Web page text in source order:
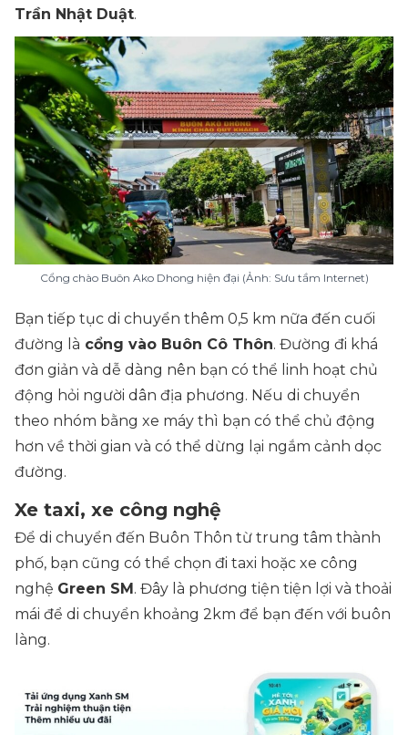
Trần Nhật Duật.
Cổng chào Buôn Ako Dhong hiện đại (Ảnh: Sưu tầm Internet)
Bạn tiếp tục di chuyển thêm 0,5 km nữa đến cuối
đường là cổng vào Buôn Cô Thôn. Đường đi khá
đơn giản và dễ dàng nên bạn có thể linh hoạt chủ
động hỏi người dân địa phương. Nếu di chuyển
theo nhóm bằng xe máy thì bạn có thể chủ động
hơn về thời gian và có thể dừng lại ngắm cảnh dọc
đường.
Xe taxi, xe công nghệ
Để di chuyển đến Buôn Thôn từ trung tâm thành
phố, bạn cũng có thể chọn đi taxi hoặc xe công
nghệ Green SM. Đây là phương tiện tiện lợi và thoải
mái để di chuyển khoảng 2km để bạn đến với buôn
làng.